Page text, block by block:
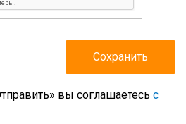
вы соглашаетесь с